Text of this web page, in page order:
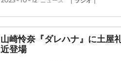
山崎怜奈『ダレハナ』に土屋
近登場